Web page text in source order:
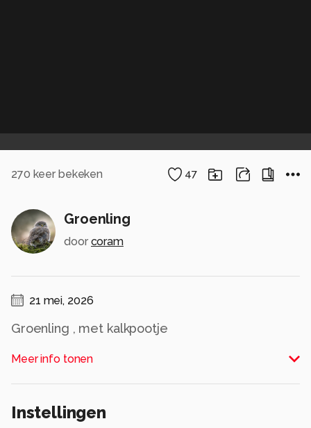
270 keer bekeken 47
Groenling
door coram
21 mei, 2026
Groenling , met kalkpootje
Alle rechten voorbehouden
Meer info tonen
Instellingen